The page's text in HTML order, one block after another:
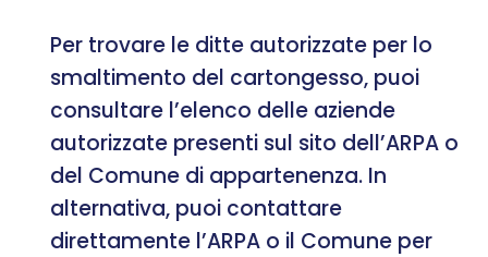
Per trovare le ditte autorizzate per lo
smaltimento del cartongesso, puoi
consultare l’elenco delle aziende
autorizzate presenti sul sito dell’ARPA o
del Comune di appartenenza. In
alternativa, puoi contattare
direttamente l’ARPA o il Comune per